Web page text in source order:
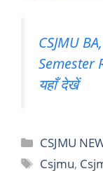
CSJMU
Semester
यहाँ देखें
Categories
CSJMU
Tags
Csjmu,